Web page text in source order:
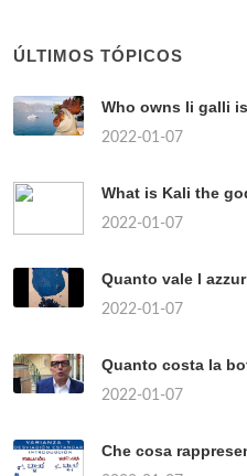
ÚLTIMOS TÓPICOS
Who owns li galli
2022-01-07
What is Kali the
2022-01-07
Quanto vale l
2022-01-07
Quanto costa la
2022-01-07
Che cosa